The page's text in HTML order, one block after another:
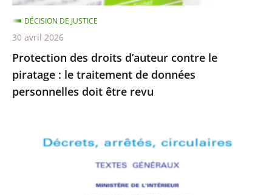
traitement
de
données
personnelles
doit
être
Protection des droits d’auteur contre le
piratage : le traitement de données
personnelles doit être revu
DÉCISION DE JUSTICE
30 avril 2026
Conseil